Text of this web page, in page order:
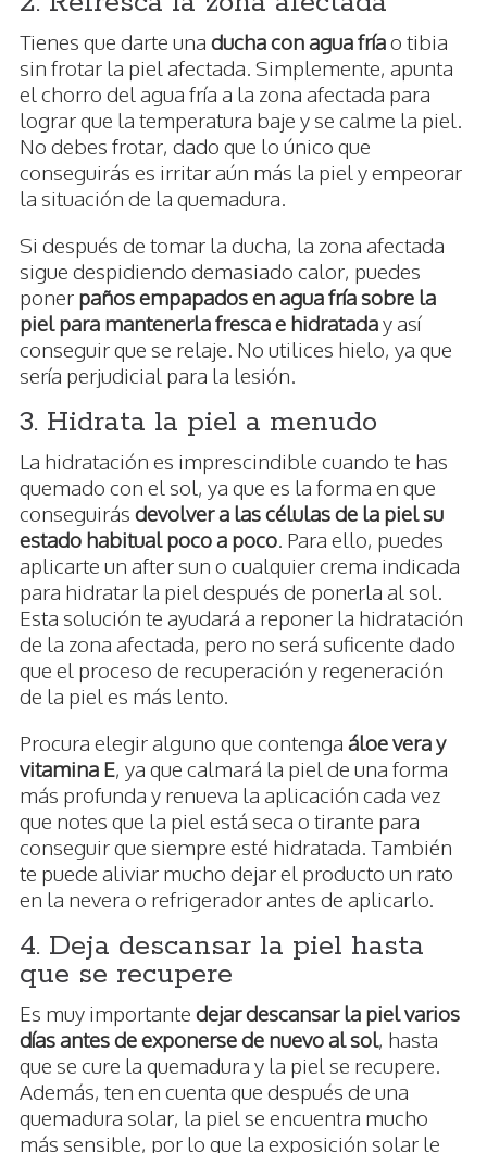
Tienes que darte una ducha con agua fríao tibia
sin frotar la piel afectada. Simplemente, apunta
el chorro del agua fría a la zona afectada para
lograr que la temperatura baje y se calme la piel.
No debes frotar, dado que lo único que
conseguirás es irritar aún más la piel y empeorar
la situación de la quemadura.
Si después de tomar la ducha, la zona afectada
sigue despidiendo demasiado calor, puedes
poner paños empapados en agua fría sobre la
piel para mantenerla fresca e hidrataday así
conseguir que se relaje. No utilices hielo, ya que
sería perjudicial para la lesión.
3. Hidrata la piel a menudo
La hidratación es imprescindible cuando te has
quemado con el sol, ya que es la forma en que
conseguirás devolver a las células de la piel su
estado habitual poco a poco . Para ello, puedes
aplicarte un after sun o cualquier crema indicada
para hidratar la piel después de ponerla al sol.
Esta solución te ayudará a reponer la hidratación
de la zona afectada, pero no será suficente dado
que el proceso de recuperación y regeneración
de la piel es más lento.
Procura elegir alguno que contenga áloe vera y
vitamina E, ya que calmará la piel de una forma
más profunda y renueva la aplicación cada vez
que notes que la piel está seca o tirante para
conseguir que siempre esté hidratada. También
te puede aliviar mucho dejar el producto un rato
en la nevera o refrigerador antes de aplicarlo.
4. Deja descansar la piel hasta
que se recupere
Es muy importante dejar descansar la piel varios
días antes de exponerse de nuevo al sol, hasta
que se cure la quemadura y la piel se recupere.
Además, ten en cuenta que después de una
quemadura solar, la piel se encuentra mucho
más sensible, por lo que la exposición solar le